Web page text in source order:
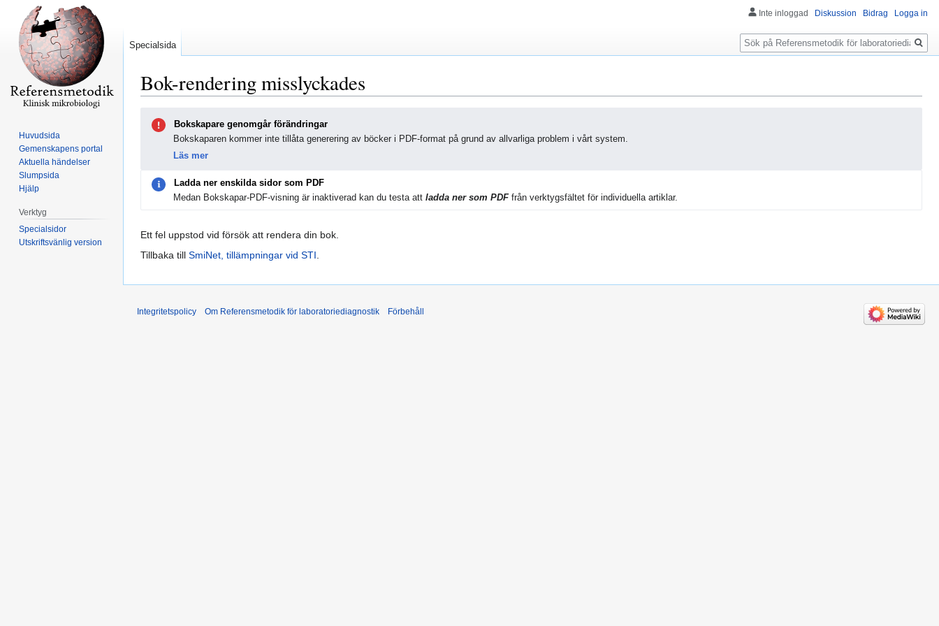
Bok-rendering misslyckades
navigering
Bokskapare genomgår förändringar
Bokskaparen kommer inte tillåta generering av böcker i PDF-format på grund av allvarliga problem i vårt system.
Läs mer
Ladda ner enskilda sidor som PDF
Medan Bokskapar-PDF-visning är inaktiverad kan du testa att ladda ner som PDFfrån verktygsfältet för individuella artiklar.
Ett fel uppstod vid försök att rendera din bok.
Tillbaka till SmiNet, tillämpningar vid STI.
Inte inloggad Diskussion Bidrag Logga in
Specialsida
Sök
Huvudsida
Gemenskapens portal
Aktuella händelser
Slumpsida
Hjälp
Verktyg
Specialsidor
Utskriftsvänlig version
Integritetspolicy Om Referensmetodik för laboratoriediagnostik Förbehåll